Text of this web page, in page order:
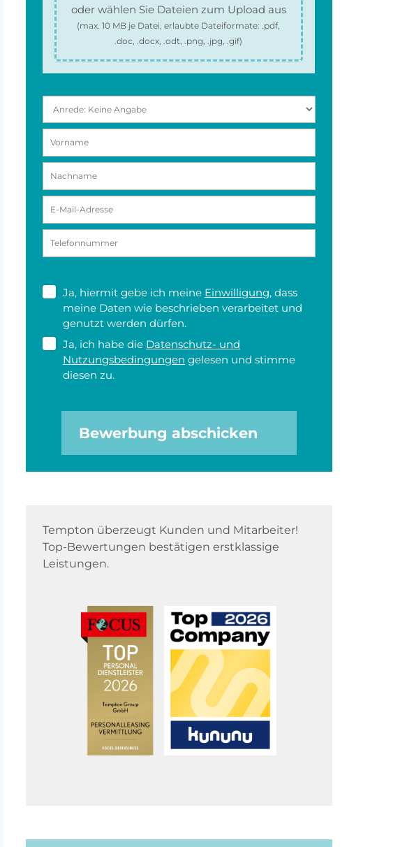
oder wählen Sie Dateien zum Upload aus
(max.10 MB je Datei, erlaubte Dateiformate:.pdf,
.doc, .docx, .odt, .png, .jpg, .gif)
Ja, hiermit gebe ich meine Einwilligung, dass
meine Daten wie beschrieben verarbeitet und
genutzt werden dürfen.
Ja, ich habe die Datenschutz- und
Nutzungsbedingungen gelesen und stimme
diesen zu.
Bewerbung abschicken
Tempton überzeugt Kunden und Mitarbeiter!
Top-Bewertungen bestätigen erstklassige
Leistungen.